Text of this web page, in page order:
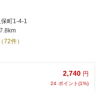
イオンさんも♪【使えま
クレジット払い可能で
町1-4-1
（72件）
2,740 円
24 ポイント(1%)